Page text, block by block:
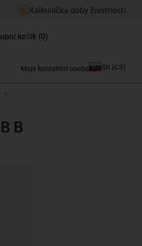
Kalkulačka doby životnosti
košík (0)
Moje kontaktní osoba SK (CS)
B